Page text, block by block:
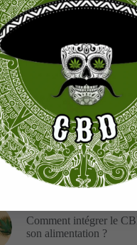
Les bienfaits du
CBD pour votre
plus en plus
Mais avec la
Comment intégrer le
son alimentation ?